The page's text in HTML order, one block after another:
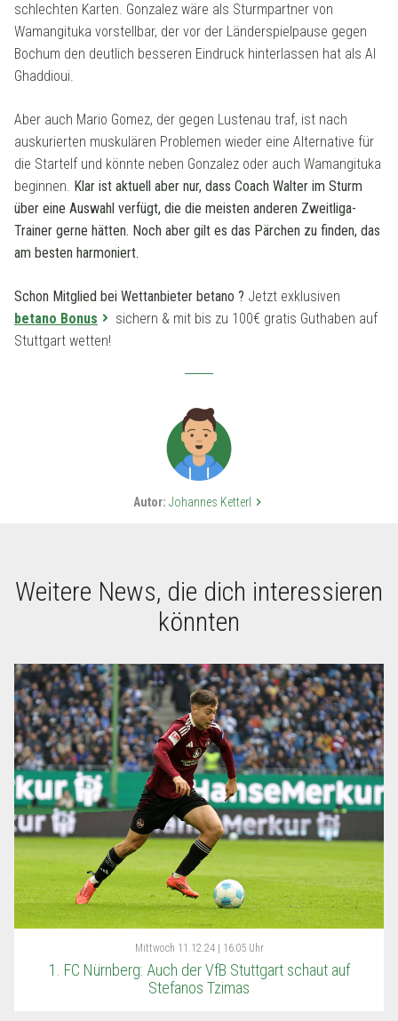
schlechten Karten. Gonzalez wäre als Sturmpartner von
Wamangituka vorstellbar, der vor der Länderspielpause gegen
Bochum den deutlich besseren Eindruck hinterlassen hat als Al
Ghaddioui.
Aber auch Mario Gomez, der gegen Lustenau traf, ist nach
auskurierten muskulären Problemen wieder eine Alternative für
die Startelf und könnte neben Gonzalez oder auch Wamangituka
beginnen. Klar ist aktuell aber nur, dass Coach Walter im Sturm
über eine Auswahl verfügt, die die meisten anderen Zweitliga-
Trainer gerne hätten. Noch aber gilt es das Pärchen zu finden, das
am besten harmoniert.
Schon Mitglied bei Wettanbieter betano ? Jetzt exklusiven
betano Bonus
sichern & mit bis zu 100€ gratis Guthaben auf
Stuttgart wetten!
Autor: Johannes Ketterl keyboard_arrow_right
Weitere News, die dich interessieren
könnten
Mittwoch 11.12.24 | 16:05 Uhr
1. FC Nürnberg: Auch der VfB Stuttgart schaut auf
Stefanos Tzimas